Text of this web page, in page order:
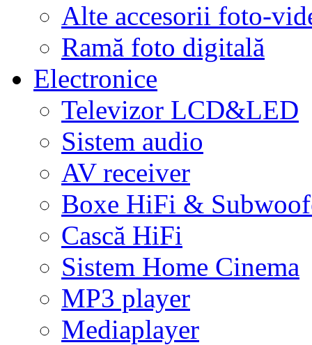
Alte accesorii foto-
Ramă foto digitală
Electronice
Televizor LCD&LED
Sistem audio
AV receiver
Boxe HiFi &
Cască HiFi
Sistem Home Cinema
MP3 player
Mediaplayer